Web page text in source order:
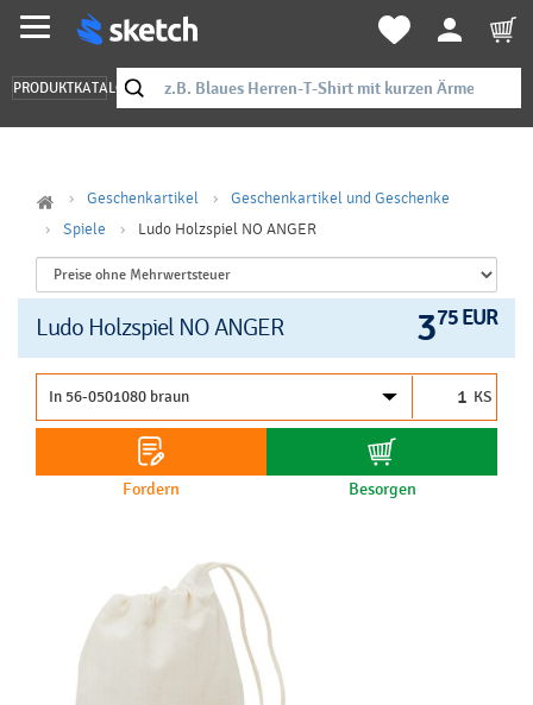
PRODUKTKATALOG
Geschenkartikel
Geschenkartikel und Geschenke
Spiele
Ludo Holzspiel NO ANGER
Ludo Holzspiel NO ANGER 375 EUR
KS
Fordern Besorgen